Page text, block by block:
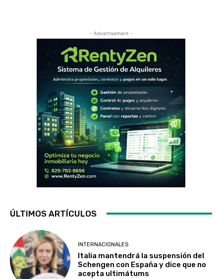
- Advertisement -
ÚLTIMOS ARTÍCULOS
INTERNACIONALES
Italia mantendrá la suspensión del
Schengen con España y dice que no
acepta ultimátums